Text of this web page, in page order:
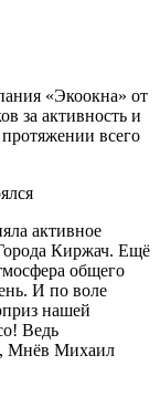
«Экоокна» от
за активность и
всего
активное
Киржач. Ещё
общего
И по воле
нашей
Ведь
Мнёв Михаил